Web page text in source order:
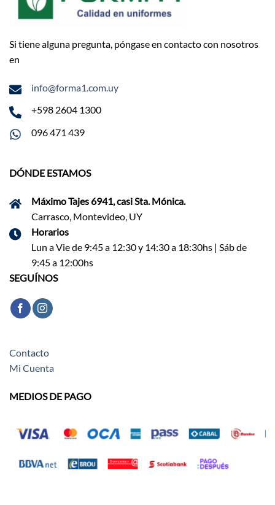
Si tiene alguna pregunta, póngase en contacto con nosotros
en
info@forma1.com.uy
+598 2604 1300
096 471 439
DÓNDE ESTAMOS
Máximo Tajes 6941, casi Sta. Mónica.
Carrasco, Montevideo, UY
Horarios
Lun a Vie de 9:45 a 12:30 y 14:30 a 18:30hs | Sáb de
9:45 a 12:00hs
SEGUÍNOS
Contacto
Mi Cuenta
MEDIOS DE PAGO